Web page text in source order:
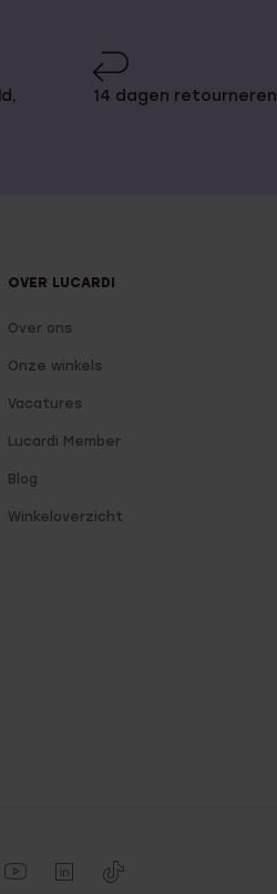
14 dagen retourneren
OVER LUCARDI
Over ons
Onze winkels
Vacatures
Lucardi Member
Blog
Winkeloverzicht